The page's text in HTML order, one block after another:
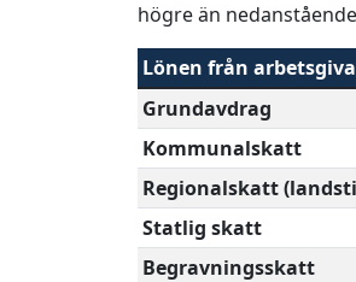
högre än
Lönen från
Grundavdrag
Kommunalskatt
Regionalskatt
Statlig skatt
Begravningsskatt